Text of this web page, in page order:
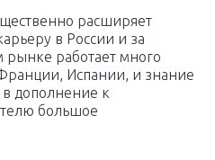
расширяет
в России и за
рынке работает много
Испании, и знание
в дополнение к
большое